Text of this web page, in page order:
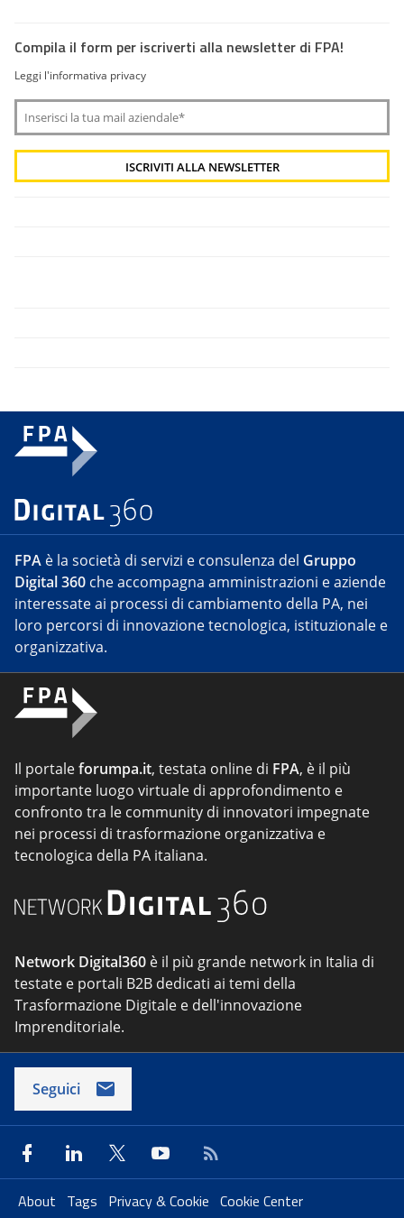
Compila il form per iscriverti alla newsletter di FPA!
Leggi l'informativa privacy
FPA è la società di servizi e consulenza del Gruppo
Digital 360 che accompagna amministrazioni e aziende
interessate ai processi di cambiamento della PA, nei
loro percorsi di innovazione tecnologica, istituzionale e
organizzativa.
Il portaleforumpa.it, testata online di FPA, è il più
importante luogo virtuale di approfondimento e
confronto tra le community di innovatori impegnate
nei processi di trasformazione organizzativa e
tecnologica della PA italiana.
Network Digital360 è il più grande network in Italia di
testate e portali B2B dedicati ai temi della
Trasformazione Digitale e dell'innovazione
Imprenditoriale.
Seguici
About Tags Privacy & Cookie Cookie Center